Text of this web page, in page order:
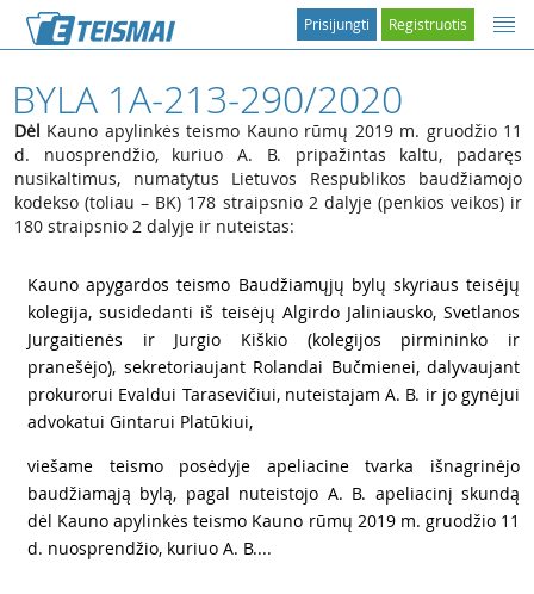
Registruotis
Prisijungti
BYLA 1A-213-290/2020
Dėl Kauno apylinkės teismo Kauno rūmų 2019 m. gruodžio 11
d. nuosprendžio, kuriuo A. B. pripažintas kaltu, padaręs
nusikaltimus, numatytus Lietuvos Respublikos baudžiamojo
kodekso (toliau – BK) 178 straipsnio 2 dalyje (penkios veikos) ir
180 straipsnio 2 dalyje ir nuteistas:
Kauno apygardos teismo Baudžiamųjų bylų skyriaus teisėjų
kolegija, susidedanti iš teisėjų Algirdo Jaliniausko, Svetlanos
Jurgaitienės ir Jurgio Kiškio (kolegijos pirmininko ir
pranešėjo), sekretoriaujant Rolandai Bučmienei, dalyvaujant
prokurorui Evaldui Tarasevičiui, nuteistajam A. B. ir jo gynėjui
advokatui Gintarui Platūkiui,
viešame teismo posėdyje apeliacine tvarka išnagrinėjo
baudžiamąją bylą, pagal nuteistojo A. B. apeliacinį skundą
dėl Kauno apylinkės teismo Kauno rūmų 2019 m. gruodžio 11
d. nuosprendžio, kuriuo A. B....